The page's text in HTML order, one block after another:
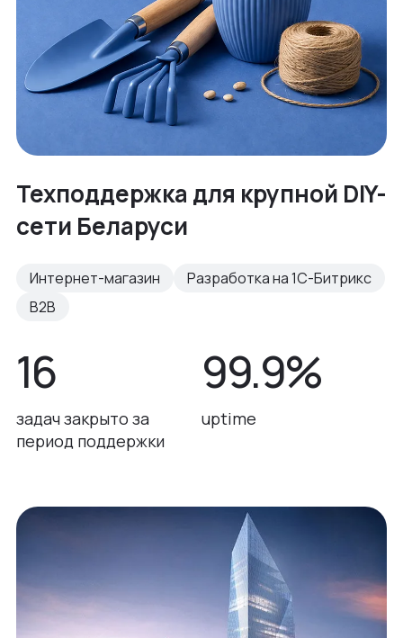
Техподдержка для крупной DIY-
сети Беларуси
Интернет-магазин
Разработка на 1С-Битрикс
B2B
16
задач закрыто за
период поддержки
99.9%
uptime